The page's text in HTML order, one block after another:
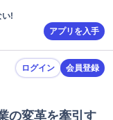
い!
アプリを入手
ログイン 会員登録
の変革を牽引す